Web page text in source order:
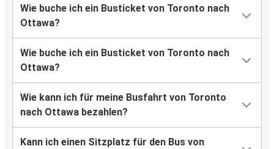
Wie buche ich ein Busticket von Toronto nach
Ottawa?
Wie buche ich ein Busticket von Toronto nach
Ottawa?
Wie kann ich für meine Busfahrt von Toronto
nach Ottawa bezahlen?
Kann ich einen Sitzplatz für den Bus von